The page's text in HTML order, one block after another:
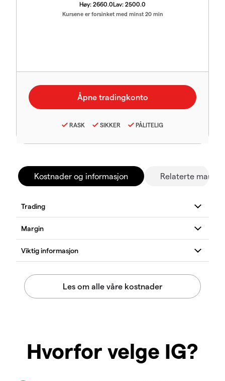
Høy: 2660.0Lav: 2500.0
Kursene er forsinket med minst 20 min
RASK SIKKER PÅLITELIG
Kostnader og informasjon Relaterte
Hvorfor velge IG?